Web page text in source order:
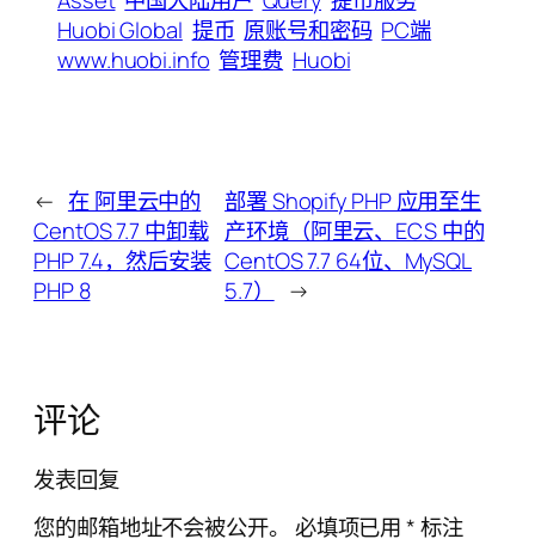
Huobi Global 提币 原账号和密码 PC端
www.huobi.info 管理费 Huobi
← 在 阿里云中的
CentOS 7.7 中卸载
PHP 7.4，然后安装
PHP 8
部署 Shopify PHP 应用至生
产环境（阿里云、ECS 中的
CentOS 7.7 64位、MySQL
5.7）
→
评论
发表回复
您的邮箱地址不会被公开。 必填项已用*标注